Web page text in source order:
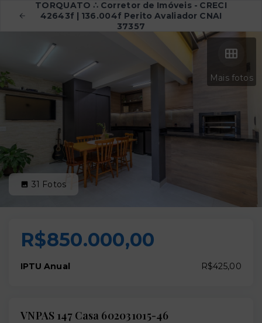
TORQUATO ∴ Corretor de Imóveis - CRECI
42643f | 136.004f Perito Avaliador CNAI
37357
Mais fotos
31 Fotos
R$850.000,00
IPTU Anual R$425,00
VNPAS 147 Casa 602031015-46